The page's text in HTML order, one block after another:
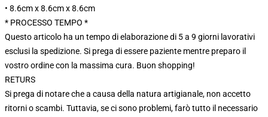
• 8.6cm x 8.6cm x 8.6cm
* PROCESSO TEMPO *
Questo articolo ha un tempo di elaborazione di 5 a 9 giorni lavorativi
esclusi la spedizione. Si prega di essere paziente mentre preparo il
vostro ordine con la massima cura. Buon shopping!
RETURS
Si prega di notare che a causa della natura artigianale, non accetto
ritorni o scambi. Tuttavia, se ci sono problemi, farò tutto il necessario